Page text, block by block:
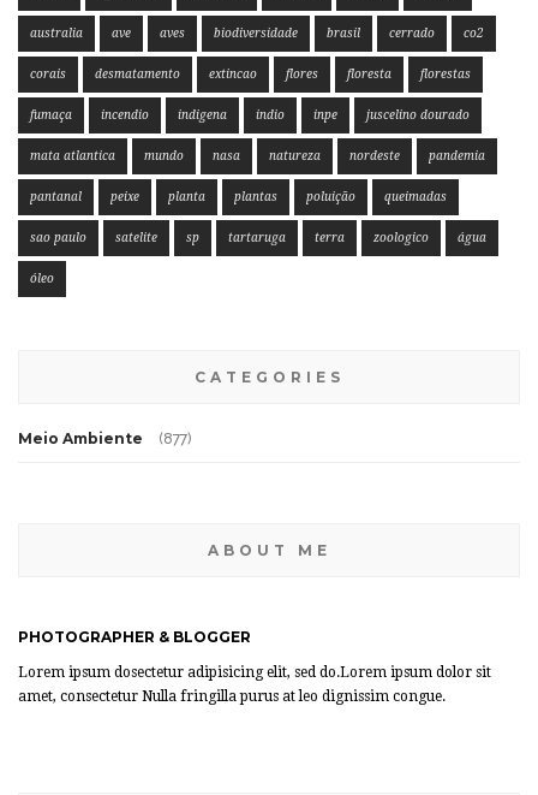
australia ave aves biodiversidade brasil cerrado co2
corais desmatamento extincao flores floresta florestas
fumaça incendio indigena indio inpe juscelino dourado
mata atlantica mundo nasa natureza nordeste pandemia
pantanal peixe planta plantas poluição queimadas
sao paulo satelite sp tartaruga terra zoologico água
óleo
CATEGORIES
Meio Ambiente (877)
ABOUT ME
PHOTOGRAPHER & BLOGGER
Lorem ipsum dosectetur adipisicing elit, sed do.Lorem ipsum dolor sit
amet, consectetur Nulla fringilla purus at leo dignissim congue.